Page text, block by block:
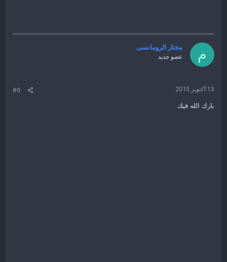
م مختار الرومانسى
عضو جديد
13 أكتوبر 2015 #6
بارك الله فيك